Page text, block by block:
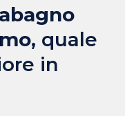
, quale
in